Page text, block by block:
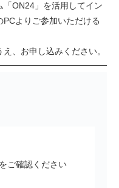
ON24」を活用してイン
よりご参加いただける
、お申し込みください。
ご確認ください